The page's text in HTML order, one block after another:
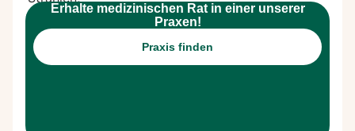
Erhalte medizinischen Rat in einer unserer
Praxen!
Praxis finden